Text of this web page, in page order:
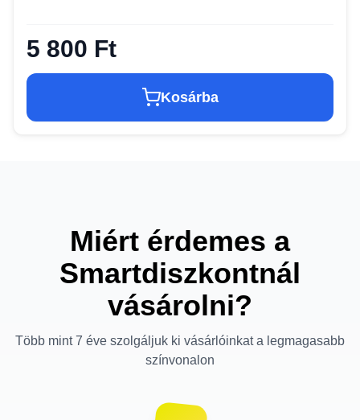
5 800 Ft
Kosárba
Miért érdemes a
Smartdiszkontnál
vásárolni?
Több mint 7 éve szolgáljuk ki vásárlóinkat a legmagasabb
színvonalon